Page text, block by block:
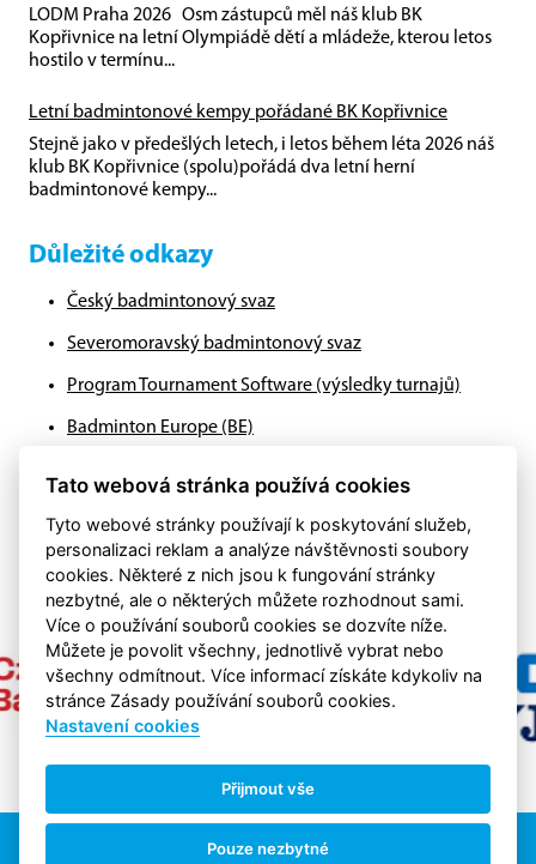
LODM Praha 2026 Osm zástupců měl náš klub BK
Kopřivnice na letní Olympiádě dětí a mládeže, kterou letos
hostilo v termínu...
Letní badmintonové kempy pořádané BK Kopřivnice
Stejně jako v předešlých letech, i letos během léta 2026 náš
klub BK Kopřivnice (spolu)pořádá dva letní herní
badmintonové kempy...
Důležité odkazy
Český badmintonový svaz
Severomoravský badmintonový svaz
Program Tournament Software (výsledky turnajů)
Badminton Europe (BE)
& BK Kopřivnice, © 2015 - 2026, všechna práva
Tato webová stránka používá cookies
Tyto webové stránky používají k poskytování služeb,
personalizaci reklam a analýze návštěvnosti soubory
cookies. Některé z nich jsou k fungování stránky
nezbytné, ale o některých můžete rozhodnout sami.
Více o používání souborů cookies se dozvíte níže.
Můžete je povolit všechny, jednotlivě vybrat nebo
všechny odmítnout. Více informací získáte kdykoliv na
stránce Zásady používání souborů cookies.
Nastavení cookies
Přijmout vše
Pouze nezbytné